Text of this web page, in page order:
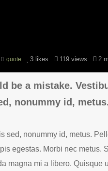
quote 3 likes 119 views 2
be a mistake.
nonummy id,
sed, nonummy id, metus.
egestas. Morbi nec metus.
magna mi a libero. Quisque